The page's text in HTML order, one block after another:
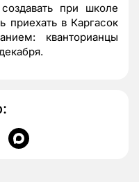
при школе
приехать в Каргасок
кванторианцы